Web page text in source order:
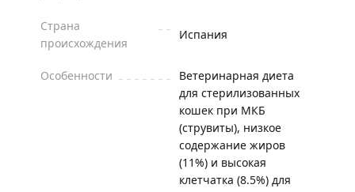
Страна
происхождения
Испания
Особенности
Ветеринарная диета
для стерилизованных
кошек при МКБ
(струвиты), низкое
содержание жиров
(11%) и высокая
клетчатка (8.5%) для